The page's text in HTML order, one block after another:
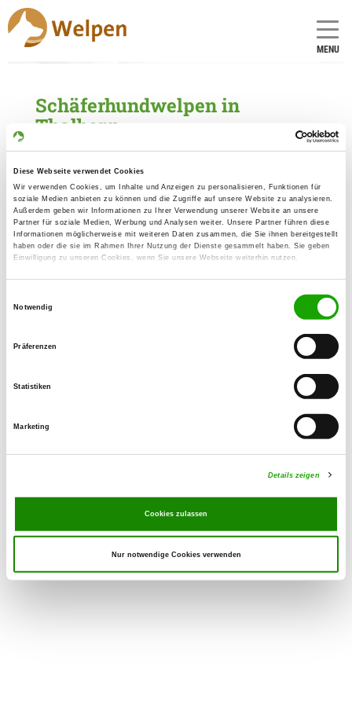
Diese Webseite verwendet Cookies
Wir verwenden Cookies, um Inhalte und Anzeigen zu personalisieren, Funktionen für
soziale Medien anbieten zu können und die Zugriffe auf unsere Website zu analysieren.
Außerdem geben wir Informationen zu Ihrer Verwendung unserer Website an unsere
Partner für soziale Medien, Werbung und Analysen weiter. Unsere Partner führen diese
Informationen möglicherweise mit weiteren Daten zusammen, die Sie ihnen bereitgestellt
haben oder die sie im Rahmen Ihrer Nutzung der Dienste gesammelt haben. Sie geben
Einwilligung zu unseren Cookies, wenn Sie unsere Webseite weiterhin nutzen.
Notwendig
Präferenzen
Statistiken
Marketing
Details zeigen
Cookies zulassen
Nur notwendige Cookies verwenden
MENU
Schäferhundwelpen in
Thalberg
Schäferhundwelpen gefunden
Zuchtstätte: vom Thalberger Land
Details
Schulstr. 3
04924 Thalberg
Welpen zur Verfügung